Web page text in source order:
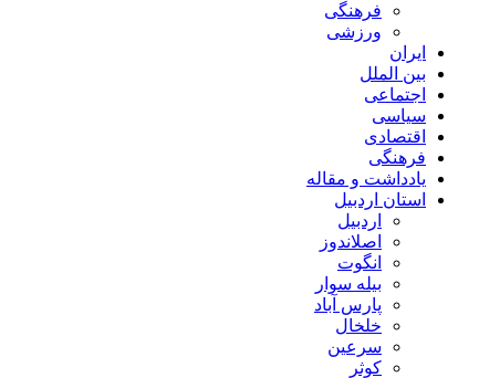
فرهنگی
ورزشی
ایران
بین الملل
اجتماعی
سیاسی
اقتصادی
فرهنگی
یادداشت و مقاله
استان اردبیل
اردبیل
اصلاندوز
انگوت
بیله سوار
پارس آباد
خلخال
سرعین
کوثر